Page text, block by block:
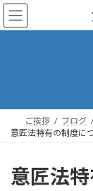
コ
ン
ナ
ビ
ご挨拶
ブログ
意匠法特有の制度に
意匠法